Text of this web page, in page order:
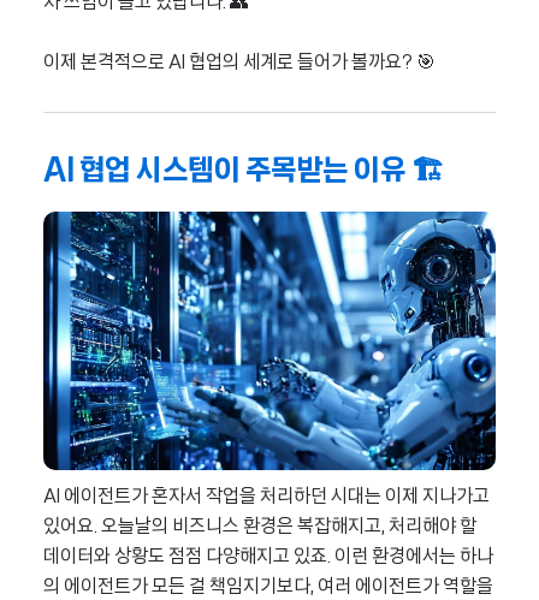
이제 본격적으로 AI 협업의 세계로 들어가 볼까요? 🎯
AI 협업 시스템이 주목받는 이유 🏗️
AI 에이전트가 혼자서 작업을 처리하던 시대는 이제 지나가고
있어요. 오늘날의 비즈니스 환경은 복잡해지고, 처리해야 할
데이터와 상황도 점점 다양해지고 있죠. 이런 환경에서는 하나
의 에이전트가 모든 걸 책임지기보다, 여러 에이전트가 역할을